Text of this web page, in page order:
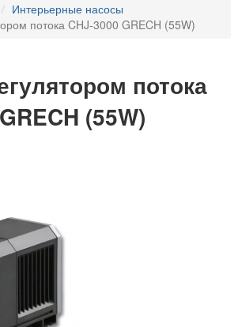
Интерьерные насосы
потока CHJ-3000 GRECH (55W)
потока
(55W)